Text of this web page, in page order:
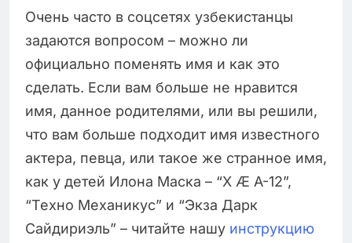
Очень часто в соцсетях узбекистанцы
задаются вопросом – можно ли
официально поменять имя и как это
сделать. Если вам больше не нравится
имя, данное родителями, или вы решили,
что вам больше подходит имя известного
актера, певца, или такое же странное имя,
как у детей Илона Маска – “X Æ A-12”,
“Техно Механикус” и “Экза Дарк
Сайдириэль” – читайте нашу инструкцию